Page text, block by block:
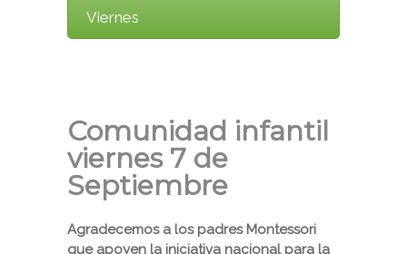
Viernes
Comunidad infantil
viernes 7 de
Septiembre
Agradecemos a los padres Montessori
que apoyen la iniciativa nacional para la